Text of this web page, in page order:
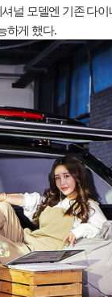
널 모델엔 기존 다이
하게 했다.